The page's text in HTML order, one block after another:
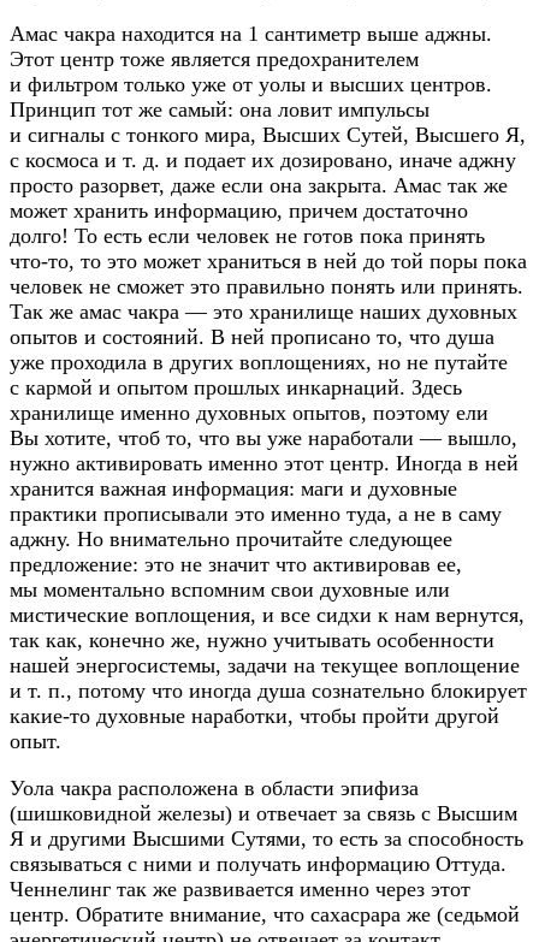
Амас чакра находится на 1 сантиметр выше аджны.
Этот центр тоже является предохранителем
и фильтром только уже от уолы и высших центров.
Принцип тот же самый: она ловит импульсы
и сигналы с тонкого мира, Высших Сутей, Высшего Я,
с космоса и т. д. и подает их дозировано, иначе аджну
просто разорвет, даже если она закрыта. Амас так же
может хранить информацию, причем достаточно
долго! То есть если человек не готов пока принять
что-то, то это может храниться в ней до той поры пока
человек не сможет это правильно понять или принять.
Так же амас чакра — это хранилище наших духовных
опытов и состояний. В ней прописано то, что душа
уже проходила в других воплощениях, но не путайте
с кармой и опытом прошлых инкарнаций. Здесь
хранилище именно духовных опытов, поэтому ели
Вы хотите, чтоб то, что вы уже наработали — вышло,
нужно активировать именно этот центр. Иногда в ней
хранится важная информация: маги и духовные
практики прописывали это именно туда, а не в саму
аджну. Но внимательно прочитайте следующее
предложение: это не значит что активировав ее,
мы моментально вспомним свои духовные или
мистические воплощения, и все сидхи к нам вернутся,
так как, конечно же, нужно учитывать особенности
нашей энергосистемы, задачи на текущее воплощение
и т. п., потому что иногда душа сознательно блокирует
какие-то духовные наработки, чтобы пройти другой
опыт.
Уола чакра расположена в области эпифиза
(шишковидной железы) и отвечает за связь с Высшим
Я и другими Высшими Сутями, то есть за способность
связываться с ними и получать информацию Оттуда.
Ченнелинг так же развивается именно через этот
центр. Обратите внимание, что сахасрара же (седьмой